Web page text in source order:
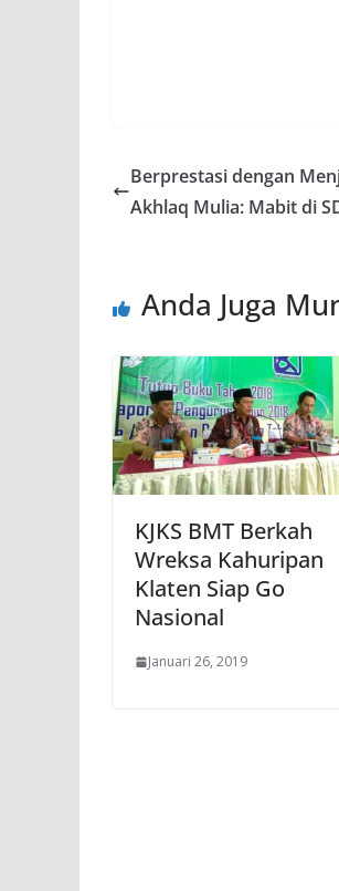
Berprestasi dengan
Akhlaq Mulia: Mabit di
Anda Juga
KJKS BMT Berkah
Wreksa Kahuripan
Klaten Siap Go
Nasional
Januari 26, 2019